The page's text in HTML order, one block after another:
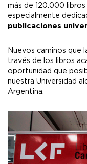
más de 120.000
especialmente
publicaciones
Nuevos caminos que
través de los libros
oportunidad que
nuestra Universidad
Argentina.